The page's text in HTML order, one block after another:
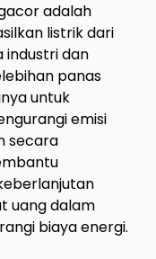
adalah
listrik dari
industri dan
panas
untuk
emisi
secara
uang dalam
biaya energi.